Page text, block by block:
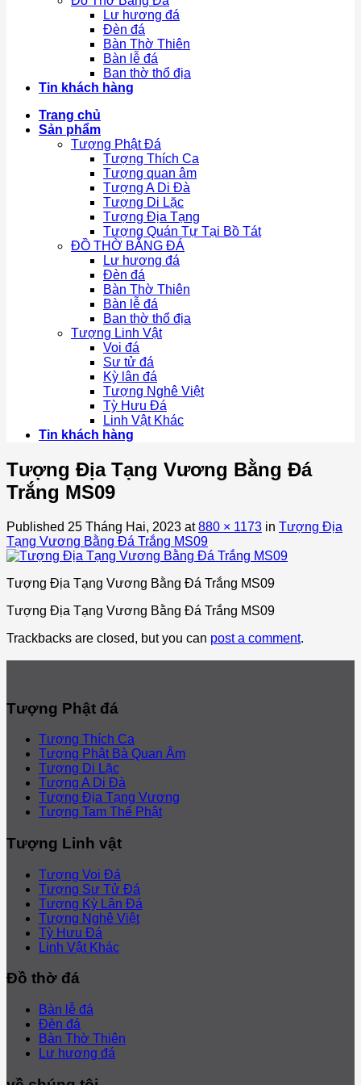
Lư hương đá
Đèn đá
Bàn Thờ Thiên
Bàn lễ đá
Ban thờ thổ địa
Tin khách hàng
Trang chủ
Sản phẩm
Tượng Phật Đá
Tượng Thích Ca
Tượng quan âm
Tượng A Di Đà
Tượng Di Lặc
Tượng Địa Tạng
Tượng Quán Tự Tại Bồ Tát
ĐỒ THỜ BẰNG ĐÁ
Lư hương đá
Đèn đá
Bàn Thờ Thiên
Bàn lễ đá
Ban thờ thổ địa
Tượng Linh Vật
Voi đá
Sư tử đá
Kỳ lân đá
Tượng Nghê Việt
Tỳ Hưu Đá
Linh Vật Khác
Tin khách hàng
Tượng Địa Tạng Vương Bằng Đá
Trắng MS09
Published 25 Tháng Hai, 2023 at880 × 1173 in Tượng Địa
Tạng Vương Bằng Đá Trắng MS09
Tượng Địa Tạng Vương Bằng Đá Trắng MS09
Tượng Địa Tạng Vương Bằng Đá Trắng MS09
Trackbacks are closed, but you can post a comment.
Tượng Phật đá
Tượng Thích Ca
Tượng Phật Bà Quan Âm
Tượng Di Lặc
Tượng A Di Đà
Tượng Địa Tạng Vương
Tượng Tam Thế Phật
Tượng Linh vật
Tượng Voi Đá
Tượng Sư Tử Đá
Tượng Kỳ Lân Đá
Tượng Nghê Việt
Tỳ Hưu Đá
Linh Vật Khác
Đồ thờ đá
Bàn lễ đá
Đèn đá
Bàn Thờ Thiên
Lư hương đá